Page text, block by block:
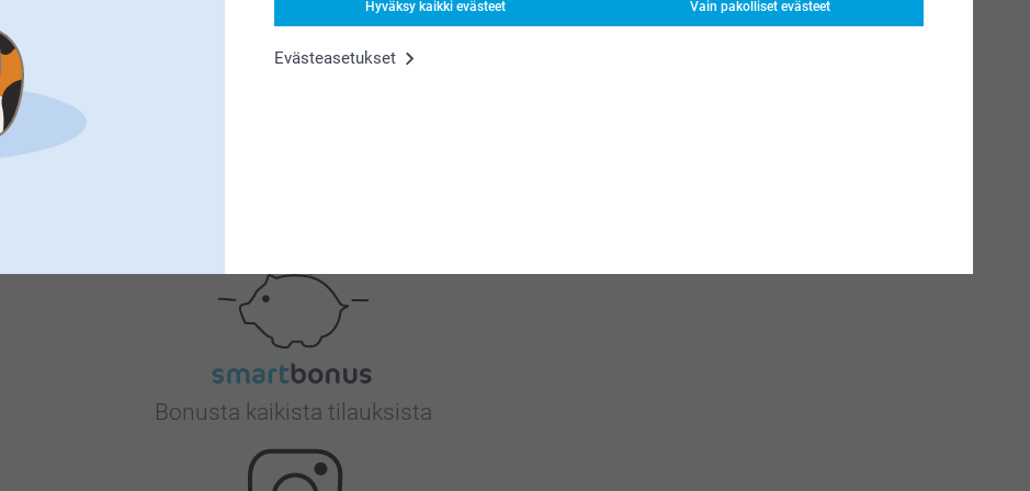
Hyväksy kaikki evästeet Vain pakolliset evästeet
Evästeasetukset
smartphoto?
Bonusta kaikista tilauksista